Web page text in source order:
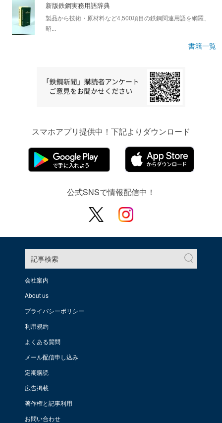
新版鉄鋼実務用語辞典
製品から技術・原材料など4,500項目の鉄鋼関連用語を網羅、
昭...
書籍一覧
スマホアプリ提供中！下記よりダウンロード
公式SNSで情報配信中！
記事検索
会社案内
About us
プライバシーポリシー
利用規約
よくある質問
メール配信申し込み
定期購読
広告掲載
著作権と記事利用
お問い合わせ